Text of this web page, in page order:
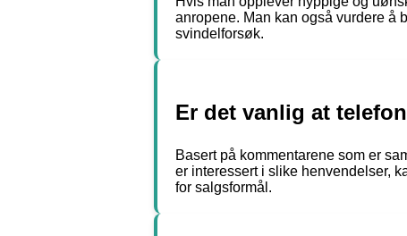
anropene. Man kan også vurdere å
svindelforsøk.
Er det vanlig at
Basert på kommentarene som er
er interessert i slike henvendelser,
for salgsformål.